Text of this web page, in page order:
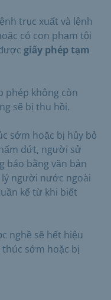
trục xuất và lệnh
có con phạm tội
giấy phép tạm
phép không còn
sẽ bị thu hồi.
sớm hoặc bị hủy bỏ
dứt, người sử
báo bằng văn bản
người nước ngoài
kể từ khi biết
nghề sẽ hết hiệu
sớm hoặc bị